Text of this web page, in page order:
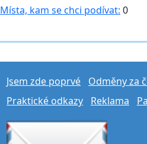
Místa, kam se chci podívat: 0
Jsem zde poprvé
Odměny za
Praktické odkazy
Reklama